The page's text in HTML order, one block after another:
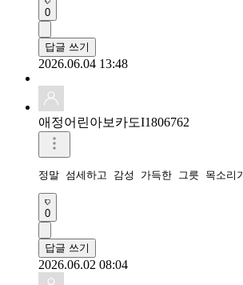
0
답글 쓰기
2026.06.04 13:48
애정어린아보카도I1806762
정말 섬세하고 감성 가득한 그릇 목소
0
답글 쓰기
2026.06.02 08:04